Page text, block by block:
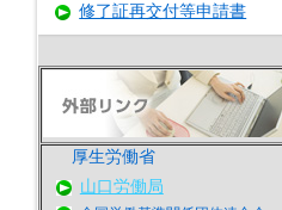
修了証再交付等申請書
厚生労働省
山口労働局